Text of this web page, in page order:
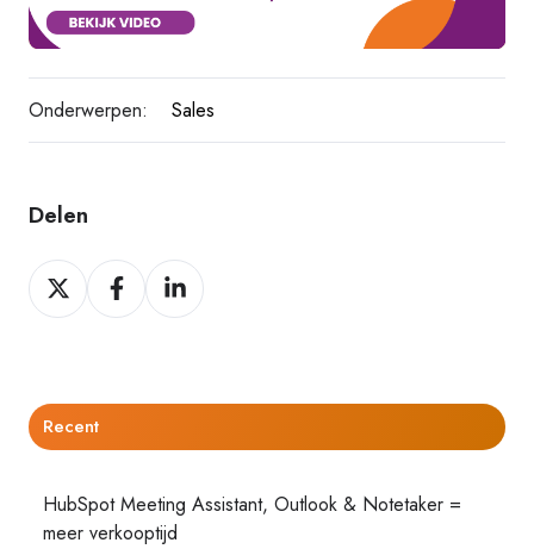
Onderwerpen: Sales
Delen
Delen
op
Delen
op
Delen
op
Recent
HubSpot Meeting Assistant, Outlook & Notetaker =
meer verkooptijd